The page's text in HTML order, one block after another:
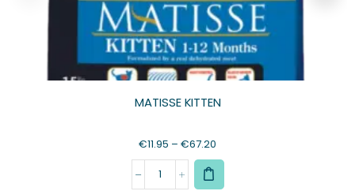
MATISSE KITTEN
€11.95 – €67.20